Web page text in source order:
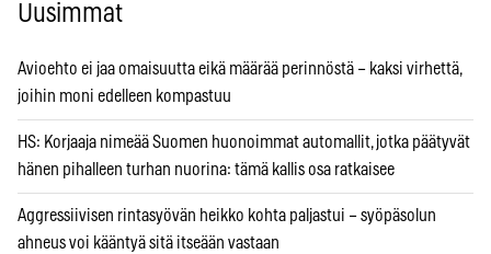
Uusimmat
Avioehto ei jaa omaisuutta eikä määrää perinnöstä – kaksi virhettä,
joihin moni edelleen kompastuu
HS: Korjaaja nimeää Suomen huonoimmat automallit, jotka päätyvät
hänen pihalleen turhan nuorina: tämä kallis osa ratkaisee
Aggressiivisen rintasyövän heikko kohta paljastui – syöpäsolun
ahneus voi kääntyä sitä itseään vastaan